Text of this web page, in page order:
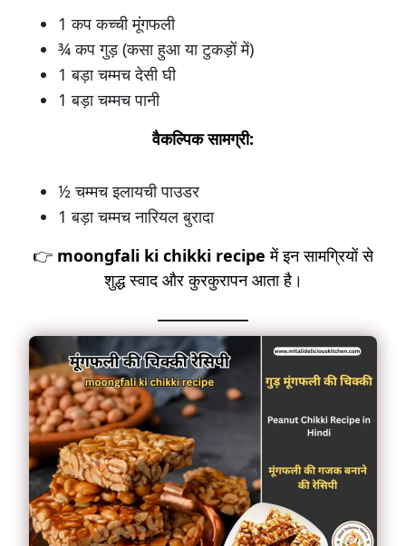
1 कप कच्ची मूंगफली
¾ कप गुड़ (कसा हुआ या टुकड़ों में)
1 बड़ा चम्मच देसी घी
1 बड़ा चम्मच पानी
वैकल्पिक सामग्री:
½ चम्मच इलायची पाउडर
1 बड़ा चम्मच नारियल बुरादा
👉 moongfali ki chikki recipe में इन सामग्रियों से
शुद्ध स्वाद और कुरकुरापन आता है।